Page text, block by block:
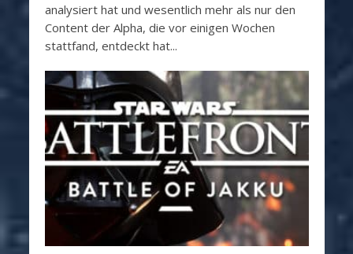
analysiert hat und wesentlich mehr als nur den
Content der Alpha, die vor einigen Wochen
stattfand, entdeckt hat...